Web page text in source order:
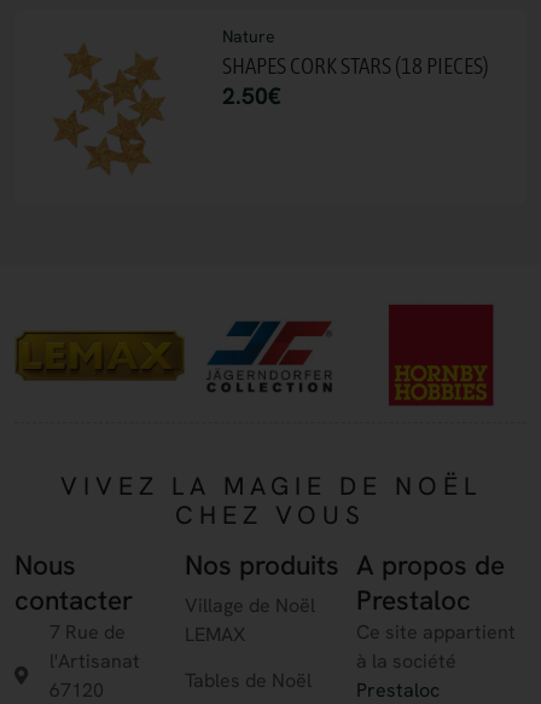
Nature
SHAPES CORK STARS (18 PIECES)
2.50€
VIVEZ LA MAGIE DE NOËL
CHEZ VOUS
Nous
contacter
7 Rue de
l'Artisanat
67120
Nos produits
Village de Noël
LEMAX
Tables de Noël
A propos de
Prestaloc
Ce site appartient
à la société
Prestaloc